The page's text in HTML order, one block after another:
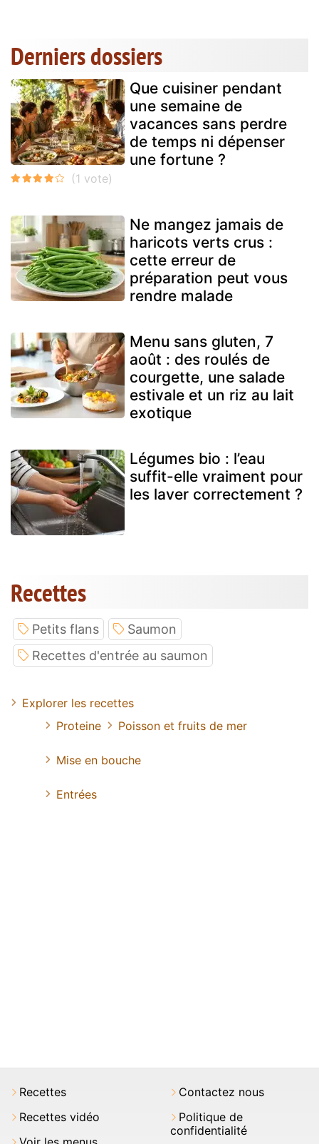
Derniers dossiers
Que cuisiner pendant
une semaine de
vacances sans perdre
de temps ni dépenser
une fortune ?
Ne mangez jamais de
haricots verts crus :
cette erreur de
préparation peut vous
rendre malade
Menu sans gluten, 7
août : des roulés de
courgette, une salade
estivale et un riz au lait
exotique
Légumes bio : l’eau
suffit-elle vraiment pour
les laver correctement ?
Recettes
Petits flans
Saumon
Recettes d'entrée au saumon
Explorer les recettes
Proteine
Poisson et fruits de mer
Mise en bouche
Entrées
Recettes
Recettes vidéo
Contactez nous
Politique de
confidentialité